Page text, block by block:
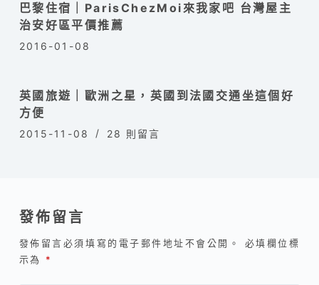
巴黎住宿｜ParisChezMoi來我家吧 台灣屋主
治安好區平價推薦
2016-01-08
英國旅遊｜歐洲之星，英國到法國交通坐這個好
方便
2015-11-08 28 則留言
發佈留言
發佈留言必須填寫的電子郵件地址不會公開。
必填欄位標
示為 *